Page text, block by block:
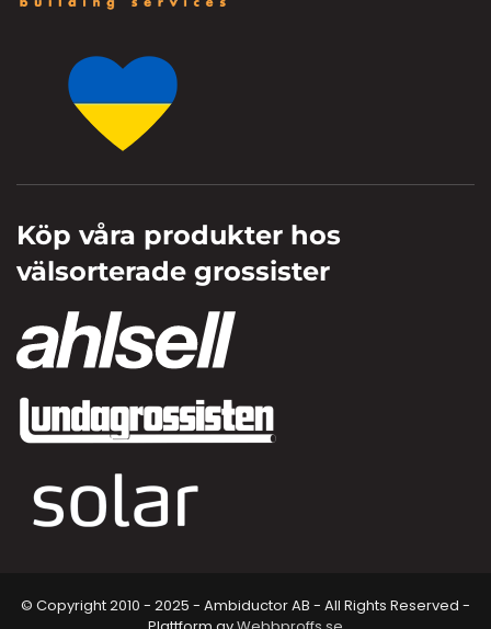
Köp våra produkter hos
välsorterade grossister
© Copyright 2010 - 2025 - Ambiductor AB - All Rights Reserved -